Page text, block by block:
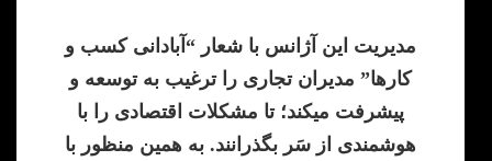
مدیریت این آژانس با شعار “آبادانی کسب و
کارها” مدیران تجاری را ترغیب به توسعه و
پیشرفت می­کند؛ تا مشکلات اقتصادی را با
هوشمندی از سَر بگذرانند. به همین منظور با